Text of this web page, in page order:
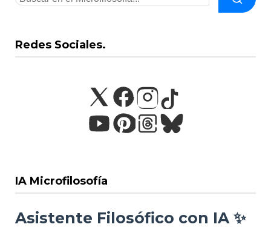
Redes Sociales.
IA Microfilosofía
Asistente Filosófico con IA ✨